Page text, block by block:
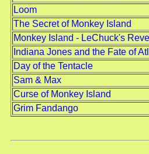
Loom
The Secret of Monkey Island
Monkey Island - LeChuck's
Indiana Jones and the Fate of
Day of the Tentacle
Sam & Max
Curse of Monkey Island
Grim Fandango